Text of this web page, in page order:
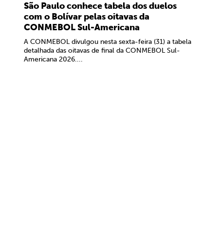
São Paulo conhece tabela dos duelos
com o Bolívar pelas oitavas da
CONMEBOL Sul-Americana
A CONMEBOL divulgou nesta sexta-feira (31) a tabela
detalhada das oitavas de final da CONMEBOL Sul-
Americana 2026....